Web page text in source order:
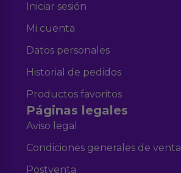
Iniciar sesión
Mi cuenta
Datos personales
Historial de pedidos
Productos favoritos
Páginas legales
Aviso legal
Condiciones generales de venta
Postventa